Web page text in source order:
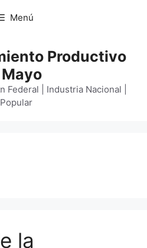
Menú
Productivo
Federal | Industria Nacional |
la